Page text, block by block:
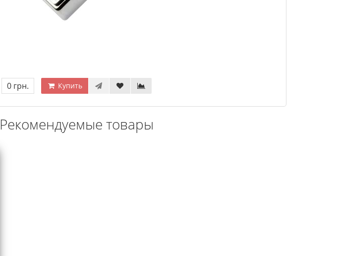
0 грн. Купить
Рекомендуемые товары